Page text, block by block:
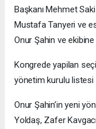
Başkanı Mehmet
Mustafa Tanyeri ve
Onur Şahin ve
Kongrede yapilan
yönetim kurulu listesi
Onur Şahin’in yeni
Yoldaş, Zafer